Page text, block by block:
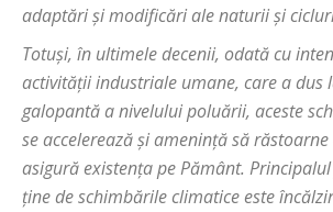
adaptări și modificări ale naturii și
Totuși, în ultimele decenii, odată cu
activității industriale umane, care a dus
galopantă a nivelului poluării, aceste
se accelerează și amenință să
asigură existența pe Pământ.
ține de schimbările climatice este